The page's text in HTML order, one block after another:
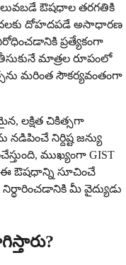
ఔషధాల తరగతికి
దోహదపడే అసాధారణ
ప్రత్యేకంగా
మాత్రల రూపంలో
మరింత సౌకర్యవంతంగా
లక్షిత చికిత్సగా
నిర్దిష్ట జన్యు
ముఖ్యంగా GIST
ఈ ఔషధాన్ని సూచించే
నిర్ధారించడానికి మీ వైద్యుడు